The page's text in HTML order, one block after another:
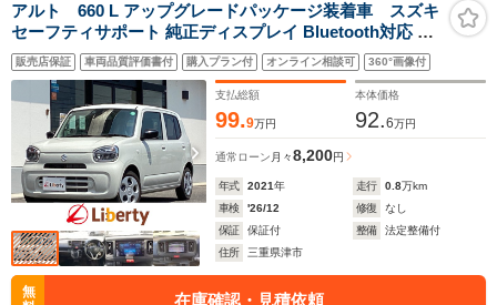
アルト 660 L アップグレードパッケージ装着車 スズキ
セーフティサポート 純正ディスプレイ Bluetooth対応 B
カメラ LEDヘッドライト アイドリングストップ 障害物セ
ンサー 前席シートヒーター
販売店保証 車両品質評価書付 購入プラン付 オンライン相談可 360°画像付
支払総額
99.9万円
本体価格
92.6万円
通常ローン 月々8,200円
年式 2021年 走行 0.8万km
車検
'26/12 修復
なし
保証
保証付 整備
法定整備付
住所
三重県津市
無
在庫確認・見積依頼